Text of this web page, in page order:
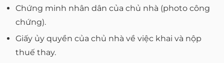
Chứng minh nhân dân của chủ nhà (photo công
chứng).
Giấy ủy quyền của chủ nhà về việc khai và nộp
thuế thay.